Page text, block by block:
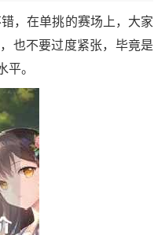
，在单挑的赛场上，大家
也不要过度紧张，毕竟是
。